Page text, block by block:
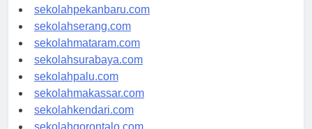
sekolahpadang.com
sekolahpekanbaru.com
sekolahserang.com
sekolahmataram.com
sekolahsurabaya.com
sekolahpalu.com
sekolahmakassar.com
sekolahkendari.com